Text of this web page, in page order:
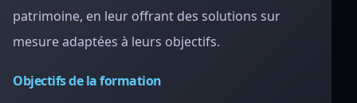
patrimoine, en leur offrant des solutions sur
mesure adaptées à leurs objectifs.
Objectifs de la formation